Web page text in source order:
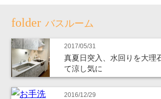
バスルーム
2017/05/31
真夏日突入、水回りを大理
て涼し気に
2016/12/29